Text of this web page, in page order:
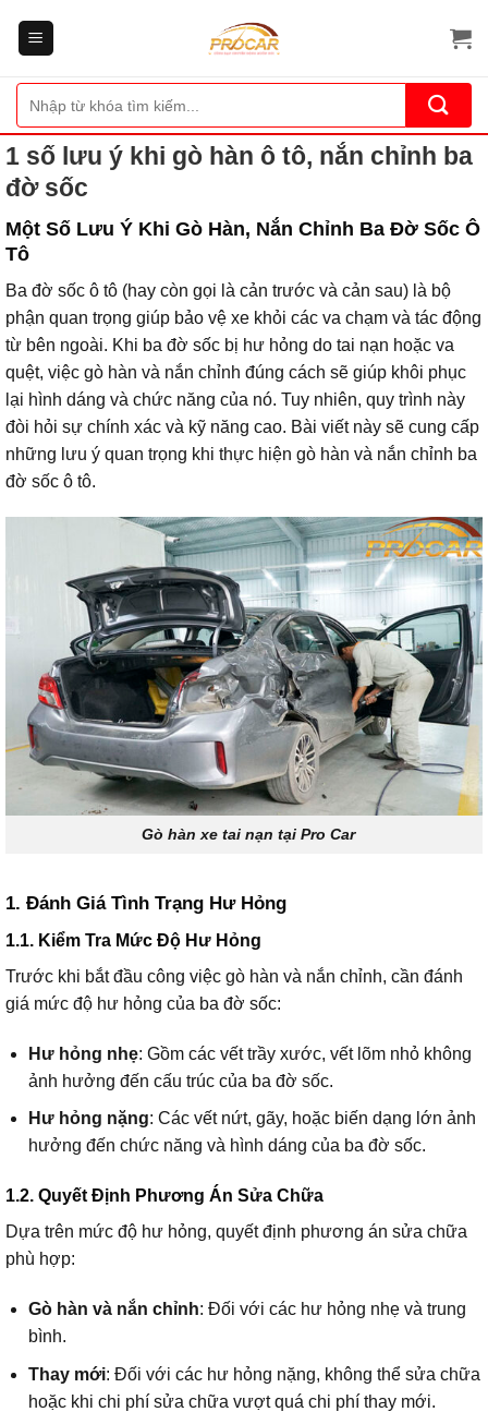
kiếm:
1 số lưu ý khi gò hàn ô tô, nắn chỉnh ba
đờ sốc
Một Số Lưu Ý Khi Gò Hàn, Nắn Chỉnh Ba Đờ Sốc Ô
Tô
Ba đờ sốc ô tô (hay còn gọi là cản trước và cản sau) là bộ
phận quan trọng giúp bảo vệ xe khỏi các va chạm và tác động
từ bên ngoài. Khi ba đờ sốc bị hư hỏng do tai nạn hoặc va
quệt, việc gò hàn và nắn chỉnh đúng cách sẽ giúp khôi phục
lại hình dáng và chức năng của nó. Tuy nhiên, quy trình này
đòi hỏi sự chính xác và kỹ năng cao. Bài viết này sẽ cung cấp
những lưu ý quan trọng khi thực hiện gò hàn và nắn chỉnh ba
đờ sốc ô tô.
Gò hàn xe tai nạn tại Pro Car
1. Đánh Giá Tình Trạng Hư Hỏng
1.1. Kiểm Tra Mức Độ Hư Hỏng
Trước khi bắt đầu công việc gò hàn và nắn chỉnh, cần đánh
giá mức độ hư hỏng của ba đờ sốc:
Hư hỏng nhẹ: Gồm các vết trầy xước, vết lõm nhỏ không
ảnh hưởng đến cấu trúc của ba đờ sốc.
Hư hỏng nặng: Các vết nứt, gãy, hoặc biến dạng lớn ảnh
hưởng đến chức năng và hình dáng của ba đờ sốc.
1.2. Quyết Định Phương Án Sửa Chữa
Dựa trên mức độ hư hỏng, quyết định phương án sửa chữa
phù hợp:
Gò hàn và nắn chỉnh: Đối với các hư hỏng nhẹ và trung
bình.
Thay mới: Đối với các hư hỏng nặng, không thể sửa chữa
hoặc khi chi phí sửa chữa vượt quá chi phí thay mới.